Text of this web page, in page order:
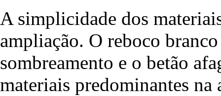
A simplicidade dos
ampliação. O reboco
sombreamento e o betão
materiais predominantes